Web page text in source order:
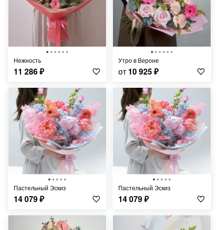
Нежность
11 286₽
Утро в Вероне
от 10 925₽
Пастельный Эскиз
14 079₽
Пастельный Эскиз
14 079₽